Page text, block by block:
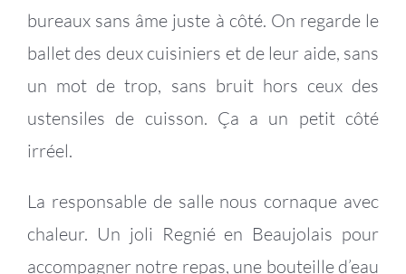
bureaux sans âme juste à côté. On regarde le
ballet des deux cuisiniers et de leur aide, sans
un mot de trop, sans bruit hors ceux des
ustensiles de cuisson. Ça a un petit côté
irréel.
La responsable de salle nous cornaque avec
chaleur. Un joli Regnié en Beaujolais pour
accompagner notre repas, une bouteille d’eau